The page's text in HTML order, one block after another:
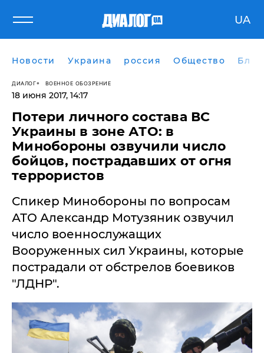
UA
Новости Украина россия Общество
ДИАЛОГ ВОЕННОЕ ОБОЗРЕНИЕ
18 июня 2017, 14:17
Потери личного состава ВС
Украины в зоне АТО: в
Минобороны озвучили число
бойцов, пострадавших от огня
террористов
Спикер Минобороны по вопросам
АТО Александр Мотузяник озвучил
число военнослужащих
Вооруженных сил Украины, которые
пострадали от обстрелов боевиков
"ЛДНР".